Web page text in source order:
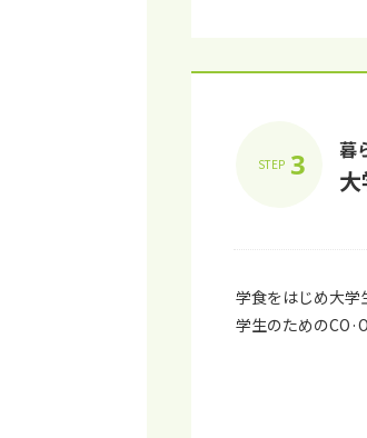
STEP 3 暮
学⾷をはじめ⼤学
学生のための